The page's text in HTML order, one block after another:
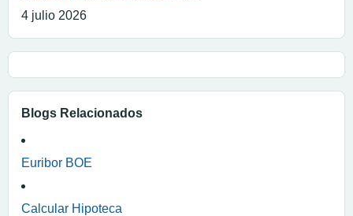
4 julio 2026
Blogs Relacionados
Euribor BOE
Calcular Hipoteca